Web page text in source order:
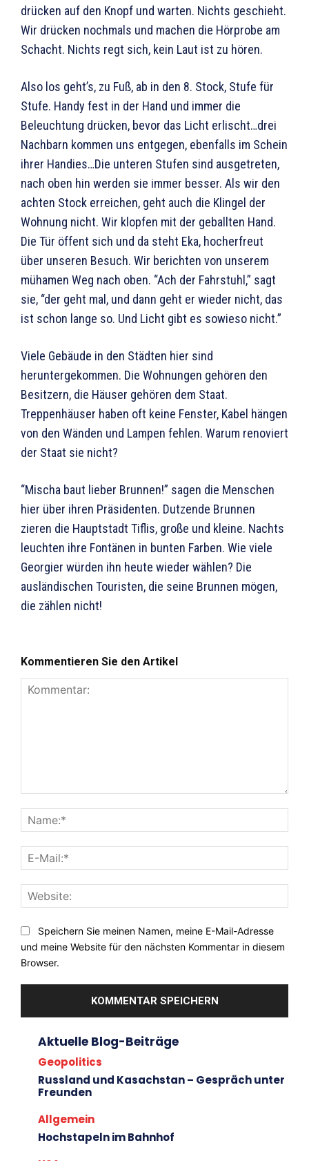
drücken auf den Knopf und warten. Nichts geschieht.
Wir drücken nochmals und machen die Hörprobe am
Schacht. Nichts regt sich, kein Laut ist zu hören.
Also los geht’s, zu Fuß, ab in den 8. Stock, Stufe für
Stufe. Handy fest in der Hand und immer die
Beleuchtung drücken, bevor das Licht erlischt…drei
Nachbarn kommen uns entgegen, ebenfalls im Schein
ihrer Handies…Die unteren Stufen sind ausgetreten,
nach oben hin werden sie immer besser. Als wir den
achten Stock erreichen, geht auch die Klingel der
Wohnung nicht. Wir klopfen mit der geballten Hand.
Die Tür öffent sich und da steht Eka, hocherfreut
über unseren Besuch. Wir berichten von unserem
mühamen Weg nach oben. “Ach der Fahrstuhl,” sagt
sie, “der geht mal, und dann geht er wieder nicht, das
ist schon lange so. Und Licht gibt es sowieso nicht.”
Viele Gebäude in den Städten hier sind
heruntergekommen. Die Wohnungen gehören den
Besitzern, die Häuser gehören dem Staat.
Treppenhäuser haben oft keine Fenster, Kabel hängen
von den Wänden und Lampen fehlen. Warum renoviert
der Staat sie nicht?
“Mischa baut lieber Brunnen!” sagen die Menschen
hier über ihren Präsidenten. Dutzende Brunnen
zieren die Hauptstadt Tiflis, große und kleine. Nachts
leuchten ihre Fontänen in bunten Farben. Wie viele
Georgier würden ihn heute wieder wählen? Die
ausländischen Touristen, die seine Brunnen mögen,
die zählen nicht!
Kommentieren Sie den Artikel
Speichern Sie meinen Namen, meine E-Mail-Adresse
und meine Website für den nächsten Kommentar in diesem
Browser.
Aktuelle Blog-Beiträge
Geopolitics
Russland und Kasachstan – Gespräch unter
Freunden
Allgemein
Hochstapeln im Bahnhof